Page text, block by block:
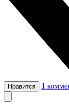
Нравится 1